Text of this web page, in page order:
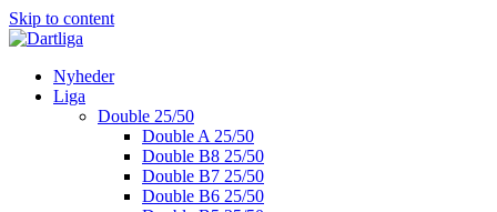
Skip to content
Nyheder
Liga
Double 25/50
Double A 25/50
Double B8 25/50
Double B7 25/50
Double B6 25/50